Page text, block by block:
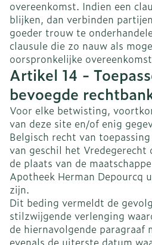
overeenkomst. Indien een
blijken, dan verbinden
goeder trouw te
clausule die zo nauw als
oorspronkelijke
Artikel 14 -
bevoegde
Voor elke betwisting,
van deze site en/of enig
Belgisch recht van
van geschil het Vredegerecht
de plaats van de
Apotheek Herman Depourcq
zijn.
Dit beding vermeldt de
stilzwijgende verlenging
de hiernavolgende paragraaf
evenals de uiterste datum